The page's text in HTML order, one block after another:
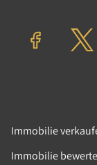
Seit
Das gilt
Immobilie
Immobilie